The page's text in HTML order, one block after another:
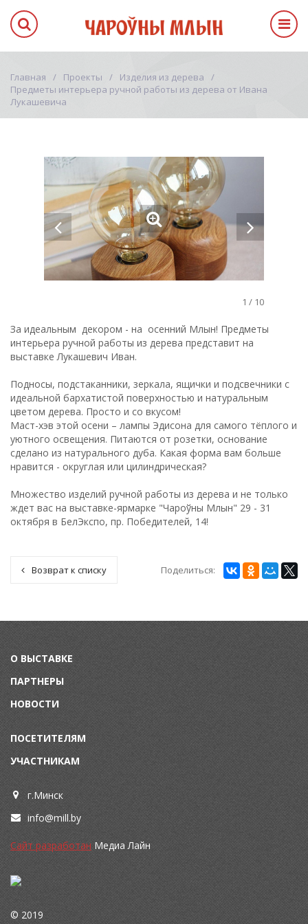
Главная Проекты
Изделия из дерева
Предметы интерьера ручной работы из дерева от Ивана
Лукашевича
1 / 10
За идеальным декором - на осенний Млын! Предметы
интерьера ручной работы из дерева представит на
выставке Лукашевич Иван.
Подносы, подстаканники, зеркала, ящички и подсвечники с
идеальной бархатистой поверхностью и натуральным
цветом дерева. Просто и со вкусом!
Маст-хэв этой осени – лампы Эдисона для самого тёплого и
уютного освещения. Питаются от розетки, основание
сделано из натурального дуба. Какая форма вам больше
нравится - округлая или цилиндрическая?
Множество изделий ручной работы из дерева и не только
ждет вас на выставке-ярмарке "Чароўны Млын" 29 - 31
октября в БелЭкспо, пр. Победителей, 14!
Возврат к списку Поделиться:
О ВЫСТАВКЕ
ПАРТНЕРЫ
НОВОСТИ
ПОСЕТИТЕЛЯМ
УЧАСТНИКАМ
г.Минск
info@mill.by
Сайт разработан Медиа Лайн
© 2019